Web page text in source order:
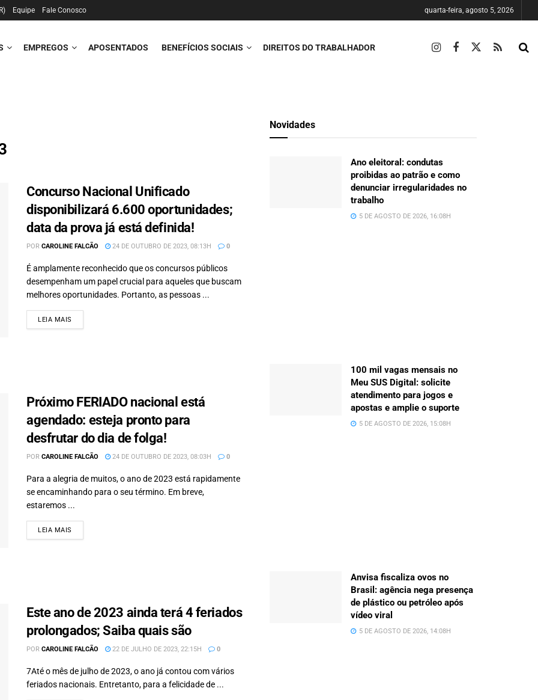
Equipe Fale Conosco quarta-feira, agosto 5, 2026
EMPREGOS APOSENTADOS BENEFÍCIOS SOCIAIS DIREITOS DO TRABALHADOR
Concurso Nacional Unificado
disponibilizará 6.600 oportunidades;
data da prova já está definida!
POR CAROLINE FALCÃO 24 DE OUTUBRO DE 2023, 08:13H 0
É amplamente reconhecido que os concursos públicos
desempenham um papel crucial para aqueles que buscam
melhores oportunidades. Portanto, as pessoas ...
LEIA MAIS
Próximo FERIADO nacional está
agendado: esteja pronto para
desfrutar do dia de folga!
POR CAROLINE FALCÃO 24 DE OUTUBRO DE 2023, 08:03H 0
Para a alegria de muitos, o ano de 2023 está rapidamente
se encaminhando para o seu término. Em breve,
estaremos ...
LEIA MAIS
Este ano de 2023 ainda terá 4 feriados
prolongados; Saiba quais são
POR CAROLINE FALCÃO 22 DE JULHO DE 2023, 22:15H 0
7Até o mês de julho de 2023, o ano já contou com vários
feriados nacionais. Entretanto, para a felicidade de ...
Novidades
Ano eleitoral: condutas
proibidas ao patrão e como
denunciar irregularidades no
trabalho
5 DE AGOSTO DE 2026, 16:08H
100 mil vagas mensais no
Meu SUS Digital: solicite
atendimento para jogos e
apostas e amplie o suporte
5 DE AGOSTO DE 2026, 15:08H
Anvisa fiscaliza ovos no
Brasil: agência nega presença
de plástico ou petróleo após
vídeo viral
5 DE AGOSTO DE 2026, 14:08H